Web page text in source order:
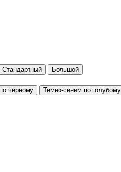
Стандартный Большой
черному Темно-синим по голубому